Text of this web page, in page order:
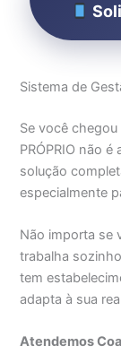
Sistema de
Se você
PRÓPRIO não
solução
especialmente
Não importa se
trabalha
tem
adapta à sua
Atendemos